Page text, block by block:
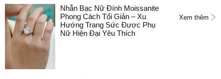
Nhẫn Bạc Nữ Đính Moissanite
Phong Cách Tối Giản – Xu
Hướng Trang Sức Được Phụ
Nữ Hiện Đại Yêu Thích
Xem thêm